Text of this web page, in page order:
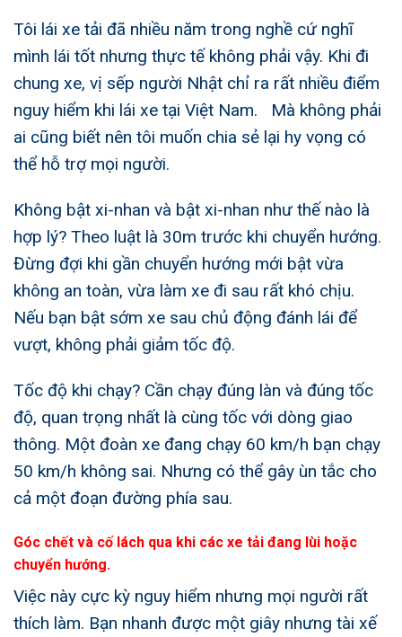
Tôi lái xe tải đã nhiều năm trong nghề cứ nghĩ
mình lái tốt nhưng thực tế không phải vậy. Khi đi
chung xe, vị sếp người Nhật chỉ ra rất nhiều điểm
nguy hiểm khi lái xe tại Việt Nam.
Mà không phải
ai cũng biết nên tôi muốn chia sẻ lại hy vọng có
thể hỗ trợ mọi người.
Không bật xi-nhan và bật xi-nhan như thế nào là
hợp lý? Theo luật là 30m trước khi chuyển hướng.
Đừng đợi khi gần chuyển hướng mới bật vừa
không an toàn, vừa làm xe đi sau rất khó chịu.
Nếu bạn bật sớm xe sau chủ động đánh lái để
vượt, không phải giảm tốc độ.
Tốc độ khi chạy? Cần chạy đúng làn và đúng tốc
độ, quan trọng nhất là cùng tốc với dòng giao
thông. Một đoàn xe đang chạy 60 km/h bạn chạy
50 km/h không sai. Nhưng có thể gây ùn tắc cho
cả một đoạn đường phía sau.
Góc chết và cố lách qua khi các xe tải đang lùi hoặc
chuyển hướng.
Việc này cực kỳ nguy hiểm nhưng mọi người rất
thích làm. Bạn nhanh được một giây nhưng tài xế